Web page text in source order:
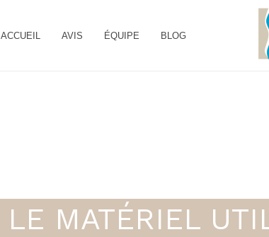
ACCUEIL AVIS ÉQUIPE BLOG
LE MATÉRIEL